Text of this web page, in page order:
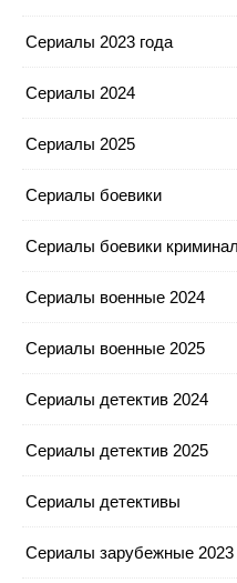
Сериалы 2023 года
Сериалы 2024
Сериалы 2025
Сериалы боевики
Сериалы боевики криминал
Сериалы военные 2024
Сериалы военные 2025
Сериалы детектив 2024
Сериалы детектив 2025
Сериалы детективы
Сериалы зарубежные 2023